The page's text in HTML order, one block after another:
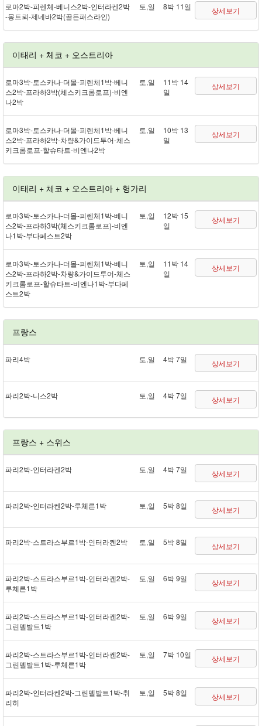
로마 2박 - 피렌체 - 베니스 2박 - 인터라켄 2박
- 몽트뢰 - 제네바 2박(골든패스 라인)
토,일 8박 11일 상세보기
이태리 + 체코 + 오스트리아
로마 3박 - 토스카나 - 더몰 - 피렌체 1박 - 베니
스 2박 - 프라하 3박(체스키크롬로프) - 비엔
나 2박
토,일
11박 14
일
상세보기
로마 3박 - 토스카나 - 더몰 - 피렌체 1박 - 베니
스 2박 - 프라하 2박 - 차량&가이드투어 - 체스
키크롬로프 - 할슈타트 - 비엔나 2박
토,일
10박 13
일
상세보기
이태리 + 체코 + 오스트리아 + 헝가리
로마 3박 - 토스카나 - 더몰 - 피렌체 1박 - 베니
스 2박 - 프라하 3박(체스키크롬로프) - 비엔
나 1박 - 부다페스트 2박
토,일
12박 15
일
상세보기
로마 3박 - 토스카나 - 더몰 - 피렌체 1박 - 베니
스 2박 - 프라하 2박 - 차량&가이드투어 - 체스
키크롬로프 - 할슈타트 - 비엔나 1박 - 부다페
스트 2박
토,일
11박 14
일
상세보기
프랑스
파리 4박 토,일 4박 7일 상세보기
파리 2박 - 니스 2박 토,일 4박 7일 상세보기
프랑스 + 스위스
파리 2박 - 인터라켄 2박 토,일 4박 7일 상세보기
파리 2박 - 인터라켄 2박 - 루체른 1박 토,일 5박 8일 상세보기
파리 2박 - 스트라스부르 1박 - 인터라켄 2박 토,일 5박 8일 상세보기
파리 2박 - 스트라스부르 1박 - 인터라켄 2박 -
루체른 1박
토,일 6박 9일 상세보기
파리 2박 - 스트라스부르 1박 - 인터라켄 2박 -
그린델발트 1박
토,일 6박 9일 상세보기
파리 2박 - 스트라스부르 1박 - 인터라켄 2박 -
그린델발트 1박 - 루체른 1박
토,일 7박 10일 상세보기
파리 2박 - 인터라켄 2박 - 그린델발트 1박 - 취
리히
토,일 5박 8일 상세보기